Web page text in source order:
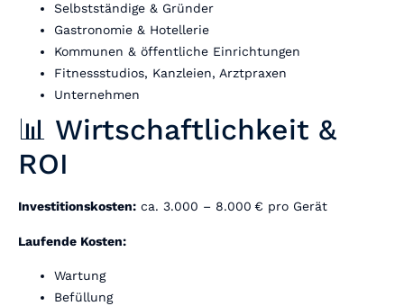
Selbstständige & Gründer
Gastronomie & Hotellerie
Kommunen & öffentliche Einrichtungen
Fitnessstudios, Kanzleien, Arztpraxen
Unternehmen
📊 Wirtschaftlichkeit &
ROI
Investitionskosten: ca. 3.000 – 8.000 € pro Gerät
Laufende Kosten:
Wartung
Befüllung